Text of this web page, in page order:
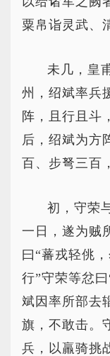
粟帛诣灵武、
未几，皇
州，绍斌率兵
阵，且行且斗
后，绍斌为方
百、步弩三百
初，守荣
一日，遂为贼
曰“蕃戎轻佻
行”守荣等忿
斌因率所部去
旗，不敢击。
兵，以羸骑挑